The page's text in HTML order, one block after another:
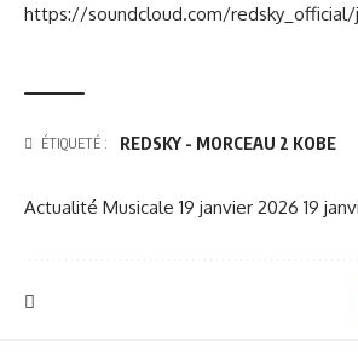
https://soundcloud.com/redsky_official/
ÉTIQUETÉ : REDSKY - MORCEAU 2 KOBE
Actualité Musicale 19 janvier 2026 19